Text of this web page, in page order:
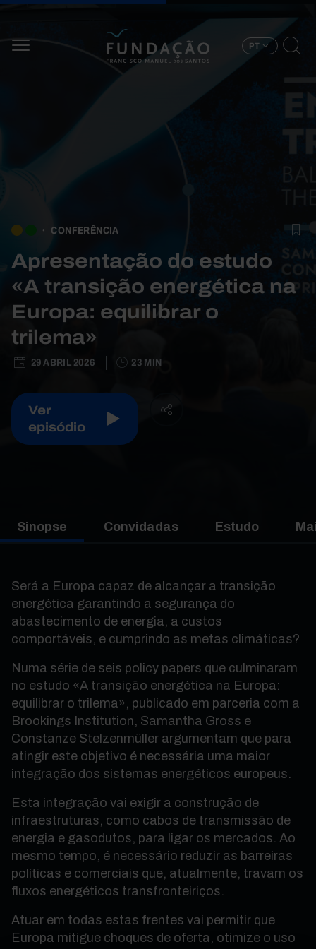
PT
CONFERÊNCIA
Apresentação do estudo
«A transição energética na
Europa: equilibrar o
trilema»
29 ABRIL 2026 23 MIN
Ver
episódio
Sinopse Convidadas Estudo
Será a Europa capaz de alcançar a transição
energética garantindo a segurança do
abastecimento de energia, a custos
comportáveis, e cumprindo as metas climáticas?
Numa série de seis policy papers que culminaram
no estudo «A transição energética na Europa:
equilibrar o trilema», publicado em parceria com a
Brookings Institution, Samantha Gross e
Constanze Stelzenmüller argumentam que para
atingir este objetivo é necessária uma maior
integração dos sistemas energéticos europeus.
Esta integração vai exigir a construção de
infraestruturas, como cabos de transmissão de
energia e gasodutos, para ligar os mercados. Ao
mesmo tempo, é necessário reduzir as barreiras
políticas e comerciais que, atualmente, travam os
fluxos energéticos transfronteiriços.
Atuar em todas estas frentes vai permitir que
Europa mitigue choques de oferta, otimize o uso